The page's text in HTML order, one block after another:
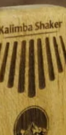
انواع
مختلفی
می
باشد.
گزینه
ها
ممکن
است
در
صفحه
محصول
انتخاب
شوند